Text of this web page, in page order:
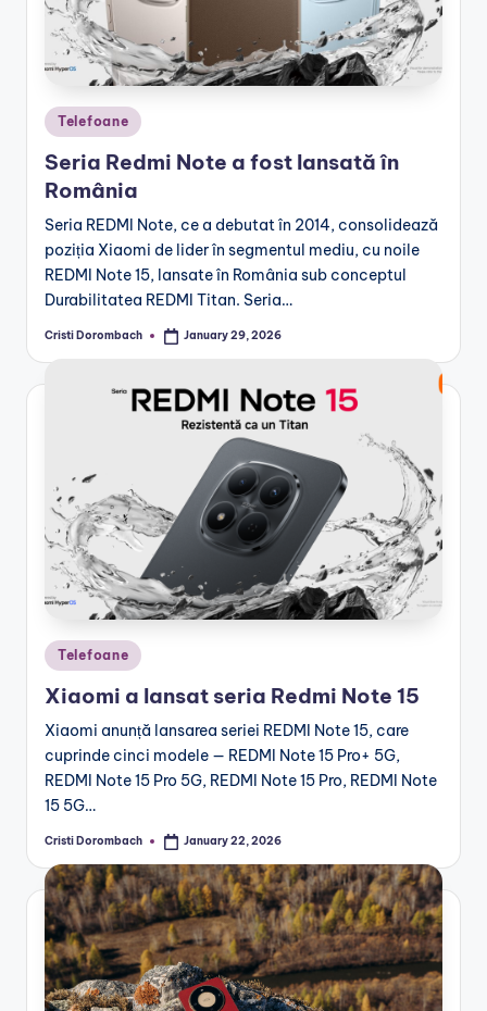
Posted
in
Telefoane
Seria Redmi Note a fost lansată în
România
Seria REDMI Note, ce a debutat în 2014, consolidează
poziția Xiaomi de lider în segmentul mediu, cu noile
REDMI Note 15, lansate în România sub conceptul
Durabilitatea REDMI Titan. Seria…
Posted
Cristi Dorombach January 29, 2026
Posted
in
Telefoane
Xiaomi a lansat seria Redmi Note 15
Xiaomi anunță lansarea seriei REDMI Note 15, care
cuprinde cinci modele — REDMI Note 15 Pro+ 5G,
REDMI Note 15 Pro 5G, REDMI Note 15 Pro, REDMI Note
15 5G…
Posted
Cristi Dorombach January 22, 2026